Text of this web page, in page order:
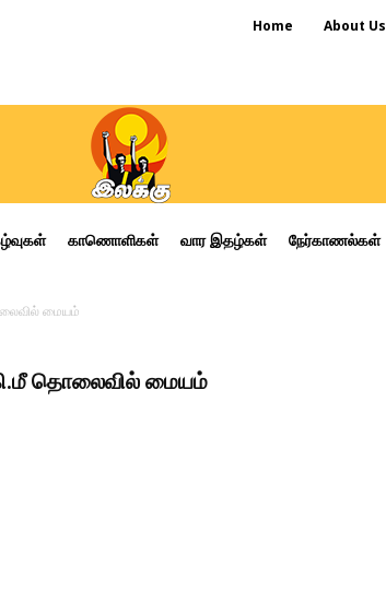
Home About Us
காணொளிகள் வார இதழ்கள் நேர்காணல்கள்
மையம்
தொலைவில் மையம்